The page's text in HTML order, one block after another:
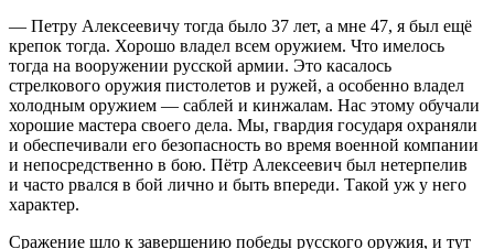
— Петру Алексеевичу тогда было 37 лет, а мне 47, я был ещё
крепок тогда. Хорошо владел всем оружием. Что имелось
тогда на вооружении русской армии. Это касалось
стрелкового оружия пистолетов и ружей, а особенно владел
холодным оружием — саблей и кинжалам. Нас этому обучали
хорошие мастера своего дела. Мы, гвардия государя охраняли
и обеспечивали его безопасность во время военной компании
и непосредственно в бою. Пётр Алексеевич был нетерпелив
и часто рвался в бой лично и быть впереди. Такой уж у него
характер.
Сражение шло к завершению победы русского оружия, и тут